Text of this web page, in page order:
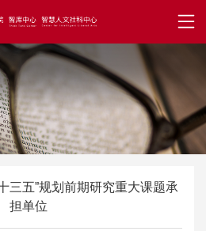
三五”规划前期研究重大课题承
担单位